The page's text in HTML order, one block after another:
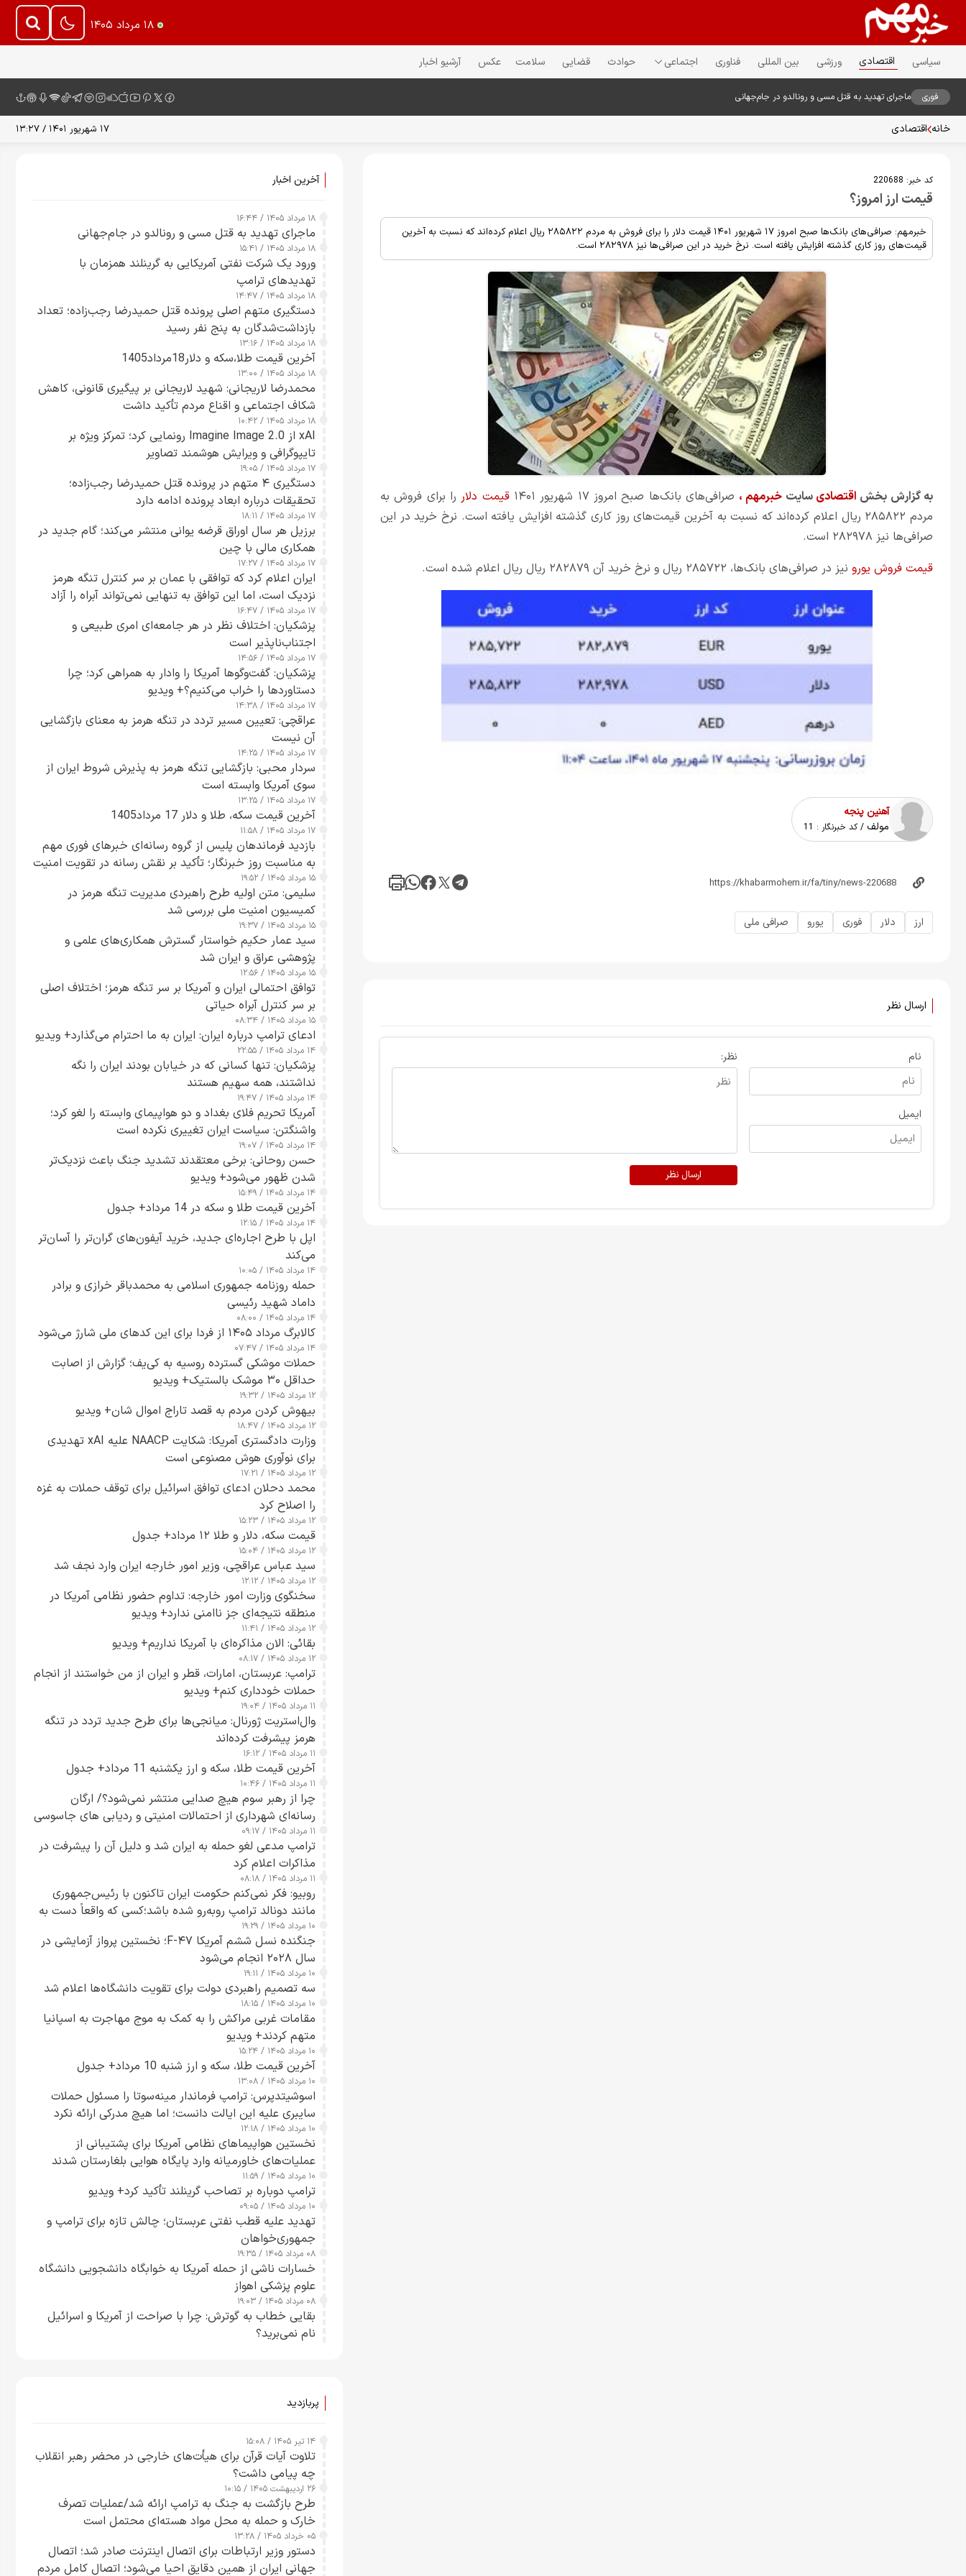
۱۸ مرداد ۱۴۰۵
سیاسی اقتصادی ورزشی بین المللی فناوری اجتماعی حوادث قضایی سلامت عکس آرشیو اخبار
فوری ماجرای تهدید به قتل مسی و رونالدو در جام‌جهانی
خانه اقتصادی ۱۷ شهریور ۱۴۰۱ / ۱۳:۲۷
کد خبر: 220688
قیمت ارز امروز؟
خبرمهم: صرافی‌های بانک‌ها صبح امروز ۱۷ شهریور ۱۴۰۱ قیمت دلار را برای فروش به مردم ۲۸۵۸۲۲ ریال اعلام کرده‌اند که نسبت به آخرین
قیمت‌های روز کاری گذشته افزایش یافته است. نرخ خرید در این صرافی‌ها نیز ۲۸۲۹۷۸ است.
به گزارش بخش اقتصادی سایت خبرمهم ، صرافی‌های بانک‌ها صبح امروز ۱۷ شهریور ۱۴۰۱ قیمت دلار را برای فروش به
مردم ۲۸۵۸۲۲ ریال اعلام کرده‌اند که نسبت به آخرین قیمت‌های روز کاری گذشته افزایش یافته است. نرخ خرید در این
صرافی‌ها نیز ۲۸۲۹۷۸ است.
قیمت فروش یورو نیز در صرافی‌های بانک‌ها، ۲۸۵۷۲۲ ریال و نرخ خرید آن ۲۸۲۸۷۹ ریال ریال اعلام شده است.
آهنین پنجه
مولف / کد خبرنگار : 11
ارز دلار فوری یورو صرافی ملی
ارسال نظر
نام
ایمیل
نظر:
ارسال نظر
آخرین اخبار
۱۸ مرداد ۱۴۰۵ / ۱۶:۴۴
ماجرای تهدید به قتل مسی و رونالدو در جام‌جهانی
۱۸ مرداد ۱۴۰۵ / ۱۵:۴۱
ورود یک شرکت نفتی آمریکایی به گرینلند همزمان با
تهدیدهای ترامپ
۱۸ مرداد ۱۴۰۵ / ۱۴:۴۷
دستگیری متهم اصلی پرونده قتل حمیدرضا رجب‌زاده؛ تعداد
بازداشت‌شدگان به پنج نفر رسید
۱۸ مرداد ۱۴۰۵ / ۱۳:۱۶
آخرین قیمت طلا،سکه و دلار18مرداد1405
۱۸ مرداد ۱۴۰۵ / ۱۳:۰۰
محمدرضا لاریجانی: شهید لاریجانی بر پیگیری قانونی، کاهش
شکاف اجتماعی و اقناع مردم تأکید داشت
۱۸ مرداد ۱۴۰۵ / ۱۰:۴۲
xAI از Imagine Image 2.0 رونمایی کرد؛ تمرکز ویژه بر
تایپوگرافی و ویرایش هوشمند تصاویر
۱۷ مرداد ۱۴۰۵ / ۱۹:۰۵
دستگیری ۴ متهم در پرونده قتل حمیدرضا رجب‌زاده؛
تحقیقات درباره ابعاد پرونده ادامه دارد
۱۷ مرداد ۱۴۰۵ / ۱۸:۱۱
برزیل هر سال اوراق قرضه یوانی منتشر می‌کند؛ گام جدید در
همکاری مالی با چین
۱۷ مرداد ۱۴۰۵ / ۱۷:۲۷
ایران اعلام کرد که توافقی با عمان بر سر کنترل تنگه هرمز
نزدیک است، اما این توافق به تنهایی نمی‌تواند آبراه را آزاد
کند
۱۷ مرداد ۱۴۰۵ / ۱۶:۴۷
پزشکیان: اختلاف نظر در هر جامعه‌ای امری طبیعی و
اجتناب‌ناپذیر است
۱۷ مرداد ۱۴۰۵ / ۱۴:۵۶
پزشکیان: گفت‌وگوها آمریکا را وادار به همراهی کرد؛ چرا
دستاوردها را خراب می‌کنیم؟+ ویدیو
۱۷ مرداد ۱۴۰۵ / ۱۴:۳۸
عراقچی: تعیین مسیر تردد در تنگه هرمز به معنای بازگشایی
آن نیست
۱۷ مرداد ۱۴۰۵ / ۱۴:۲۵
سردار محبی: بازگشایی تنگه هرمز به پذیرش شروط ایران از
سوی آمریکا وابسته است
۱۷ مرداد ۱۴۰۵ / ۱۳:۲۵
آخرین قیمت سکه، طلا و دلار 17 مرداد1405
۱۷ مرداد ۱۴۰۵ / ۱۱:۵۸
بازدید فرماندهان پلیس از گروه رسانه‌ای خبرهای فوری مهم
به مناسبت روز خبرنگار؛ تأکید بر نقش رسانه در تقویت امنیت
و اعتماد عمومی
۱۵ مرداد ۱۴۰۵ / ۱۹:۵۲
سلیمی: متن اولیه طرح راهبردی مدیریت تنگه هرمز در
کمیسیون امنیت ملی بررسی شد
۱۵ مرداد ۱۴۰۵ / ۱۹:۳۷
سید عمار حکیم خواستار گسترش همکاری‌های علمی و
پژوهشی عراق و ایران شد
۱۵ مرداد ۱۴۰۵ / ۱۲:۵۶
توافق احتمالی ایران و آمریکا بر سر تنگه هرمز؛ اختلاف اصلی
بر سر کنترل آبراه حیاتی
۱۵ مرداد ۱۴۰۵ / ۰۸:۳۴
ادعای ترامپ درباره ایران: ایران به ما احترام می‌گذارد+ ویدیو
۱۴ مرداد ۱۴۰۵ / ۲۲:۵۵
پزشکیان: تنها کسانی که در خیابان بودند ایران را نگه
نداشتند، همه سهیم هستند
۱۴ مرداد ۱۴۰۵ / ۱۹:۴۷
آمریکا تحریم فلای بغداد و دو هواپیمای وابسته را لغو کرد؛
واشنگتن: سیاست ایران تغییری نکرده است
۱۴ مرداد ۱۴۰۵ / ۱۹:۰۷
حسن روحانی: برخی معتقدند تشدید جنگ باعث نزدیک‌تر
شدن ظهور می‌شود+ ویدیو
۱۴ مرداد ۱۴۰۵ / ۱۵:۴۹
آخرین قیمت طلا و سکه در 14 مرداد+ جدول
۱۴ مرداد ۱۴۰۵ / ۱۲:۱۵
اپل با طرح اجاره‌ای جدید، خرید آیفون‌های گران‌تر را آسان‌تر
می‌کند
۱۴ مرداد ۱۴۰۵ / ۱۰:۰۵
حمله روزنامه جمهوری اسلامی به محمدباقر خرازی و برادر
داماد شهید رئیسی
۱۴ مرداد ۱۴۰۵ / ۰۸:۰۰
کالابرگ مرداد ۱۴۰۵ از فردا برای این کدهای ملی شارژ می‌شود
۱۴ مرداد ۱۴۰۵ / ۰۷:۴۷
حملات موشکی گسترده روسیه به کی‌یف؛ گزارش از اصابت
حداقل ۳۰ موشک بالستیک+ ویدیو
۱۲ مرداد ۱۴۰۵ / ۱۹:۳۲
بیهوش کردن مردم به قصد تاراج اموال شان+ ویدیو
۱۲ مرداد ۱۴۰۵ / ۱۸:۴۷
وزارت دادگستری آمریکا: شکایت NAACP علیه xAI تهدیدی
برای نوآوری هوش مصنوعی است
۱۲ مرداد ۱۴۰۵ / ۱۷:۲۱
محمد دحلان ادعای توافق اسرائیل برای توقف حملات به غزه
را اصلاح کرد
۱۲ مرداد ۱۴۰۵ / ۱۵:۲۳
قیمت سکه، دلار و طلا ۱۲ مرداد+ جدول
۱۲ مرداد ۱۴۰۵ / ۱۵:۰۴
سید عباس عراقچی، وزیر امور خارجه ایران وارد نجف شد
۱۲ مرداد ۱۴۰۵ / ۱۲:۱۲
سخنگوی وزارت امور خارجه: تداوم حضور نظامی آمریکا در
منطقه نتیجه‌ای جز ناامنی ندارد+ ویدیو
۱۲ مرداد ۱۴۰۵ / ۱۱:۴۱
بقائی: الان مذاکره‌ای با آمریکا نداریم+ ویدیو
۱۲ مرداد ۱۴۰۵ / ۰۸:۱۷
ترامپ: عربستان، امارات، قطر و ایران از من خواستند از انجام
حملات خودداری کنم+ ویدیو
۱۱ مرداد ۱۴۰۵ / ۱۹:۰۴
وال‌استریت ژورنال: میانجی‌ها برای طرح جدید تردد در تنگه
هرمز پیشرفت کرده‌اند
۱۱ مرداد ۱۴۰۵ / ۱۶:۱۲
آخرین قیمت طلا، سکه و ارز یکشنبه 11 مرداد+ جدول
۱۱ مرداد ۱۴۰۵ / ۱۰:۴۶
چرا از رهبر سوم هیچ صدایی منتشر نمی‌شود؟/ ارگان
رسانه‌ای شهرداری از احتمالات امنیتی و ردیابی های جاسوسی
گفت
۱۱ مرداد ۱۴۰۵ / ۰۹:۱۷
ترامپ مدعی لغو حمله به ایران شد و دلیل آن را پیشرفت در
مذاکرات اعلام کرد
۱۱ مرداد ۱۴۰۵ / ۰۸:۱۸
روبیو: فکر نمی‌کنم حکومت ایران تاکنون با رئیس‌جمهوری
مانند دونالد ترامپ روبه‌رو شده باشد؛کسی که واقعاً دست به
اقدام می‌زند
۱۰ مرداد ۱۴۰۵ / ۱۹:۲۹
جنگنده نسل ششم آمریکا F-۴۷؛ نخستین پرواز آزمایشی در
سال ۲۰۲۸ انجام می‌شود
۱۰ مرداد ۱۴۰۵ / ۱۹:۱۱
سه تصمیم راهبردی دولت برای تقویت دانشگاه‌ها اعلام شد
۱۰ مرداد ۱۴۰۵ / ۱۸:۱۵
مقامات غربی مراکش را به کمک به موج مهاجرت به اسپانیا
متهم کردند+ ویدیو
۱۰ مرداد ۱۴۰۵ / ۱۵:۲۴
آخرین قیمت طلا، سکه و ارز شنبه 10 مرداد+ جدول
۱۰ مرداد ۱۴۰۵ / ۱۳:۰۸
اسوشیتدپرس: ترامپ فرماندار مینه‌سوتا را مسئول حملات
سایبری علیه این ایالت دانست؛ اما هیچ مدرکی ارائه نکرد
۱۰ مرداد ۱۴۰۵ / ۱۲:۱۸
نخستین هواپیماهای نظامی آمریکا برای پشتیبانی از
عملیات‌های خاورمیانه وارد پایگاه هوایی بلغارستان شدند
۱۰ مرداد ۱۴۰۵ / ۱۱:۵۹
ترامپ دوباره بر تصاحب گرینلند تأکید کرد+ ویدیو
۱۰ مرداد ۱۴۰۵ / ۰۹:۰۵
تهدید علیه قطب نفتی عربستان؛ چالش تازه برای ترامپ و
جمهوری‌خواهان
۰۸ مرداد ۱۴۰۵ / ۱۹:۳۵
خسارات ناشی از حمله آمریکا به خوابگاه دانشجویی دانشگاه
علوم پزشکی اهواز
۰۸ مرداد ۱۴۰۵ / ۱۹:۰۳
بقایی خطاب به گوترش: چرا با صراحت از آمریکا و اسرائیل
نام نمی‌برید؟
پربازدید
۱۴ تیر ۱۴۰۵ / ۱۵:۰۸
تلاوت آیات قرآن برای هیأت‌های خارجی در محضر رهبر انقلاب
چه پیامی داشت؟
۲۶ اردیبهشت ۱۴۰۵ / ۱۰:۱۵
طرح‌ بازگشت به جنگ به ترامپ ارائه شد/عملیات تصرف
خارک و حمله به محل مواد هسته‌ای محتمل است
۰۵ خرداد ۱۴۰۵ / ۱۳:۲۸
دستور وزیر ارتباطات برای اتصال اینترنت صادر شد؛ اتصال
جهانی ایران از همین دقایق احیا می‌شود؛ اتصال کامل مردم